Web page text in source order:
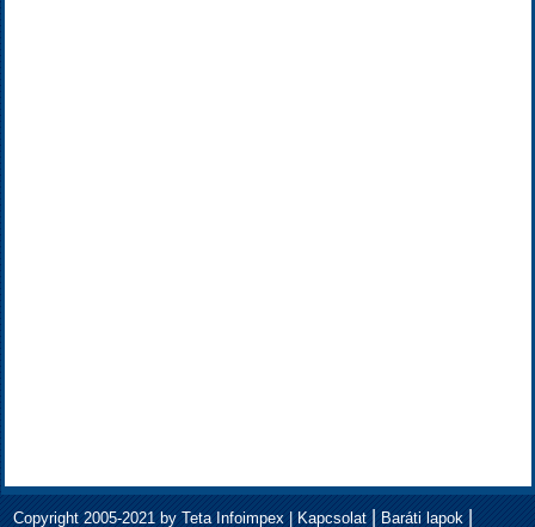
Copyright 2005-2021 by Teta Infoimpex | Kapcsolat| Baráti lapok|